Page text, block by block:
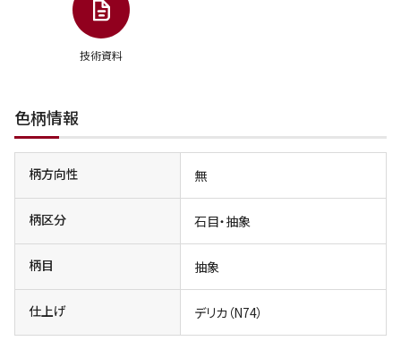
技術資料
色柄情報
柄方向性 無
柄区分 石目・抽象
柄目 抽象
仕上げ デリカ（N74）